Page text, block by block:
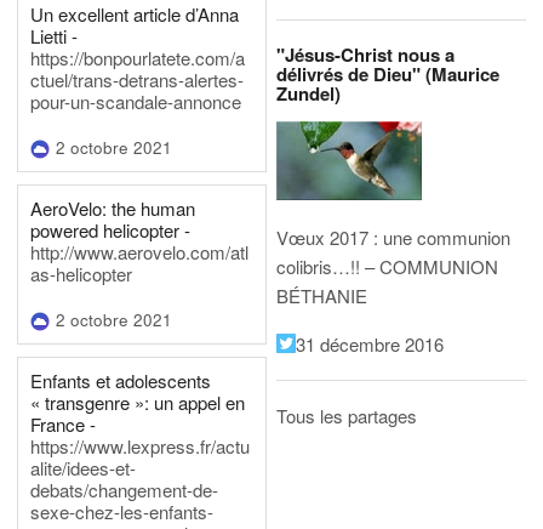
Un excellent article d’Anna
Lietti -
https://bonpourlatete.com/a
ctuel/trans-detrans-alertes-
pour-un-scandale-annonce
2 octobre 2021
AeroVelo: the human
powered helicopter -
http://www.aerovelo.com/atl
as-helicopter
2 octobre 2021
Enfants et adolescents
« transgenre »: un appel en
France -
https://www.lexpress.fr/actu
alite/idees-et-
debats/changement-de-
sexe-chez-les-enfants-
"Jésus-Christ nous a
délivrés de Dieu" (Maurice
Zundel)
Vœux 2017 : une communion
colibris…!! – COMMUNION
BÉTHANIE
31 décembre 2016
Tous les partages